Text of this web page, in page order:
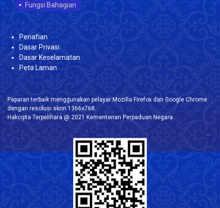
Fungsi Bahagian
Penafian
Dasar Privasi
Dasar Keselamatan
Peta Laman
Paparan terbaik menggunakan pelayar Mozilla Firefox dan Google Chrome
dengan resolusi skrin 1366x768.
Hakcipta Terpelihara @ 2021 Kementerian Perpaduan Negara